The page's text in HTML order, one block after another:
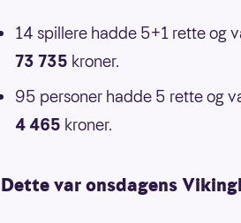
14 spillere hadde 5+1 rette og
73 735 kroner.
95 personer hadde 5 rette og
4 465 kroner.
Dette var onsdagens